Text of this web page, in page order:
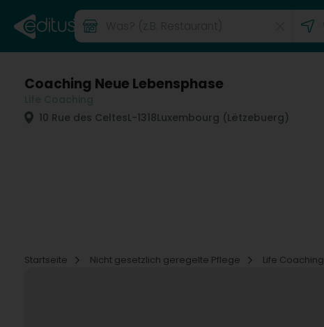
Coaching Neue Lebensphase
10 Rue des CeltesL-1318Luxembourg (Lëtzebuerg)
Startseite
Nicht gesetzlich geregelte Pflege Life Coaching